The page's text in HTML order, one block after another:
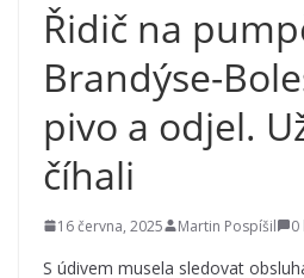
Řidič na
Brandýse-
pivo a odjel.
číhali
16 června, 2025 Martin Pospíšil 0
S údivem musela sledovat